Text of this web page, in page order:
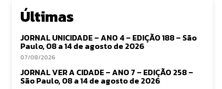
Últimas
JORNAL UNICIDADE – ANO 4 – EDIÇÃO 188 – São
Paulo, 08 a 14 de agosto de 2026
07/08/2026
JORNAL VER A CIDADE – ANO 7 – EDIÇÃO 258 –
São Paulo, 08 a 14 de agosto de 2026